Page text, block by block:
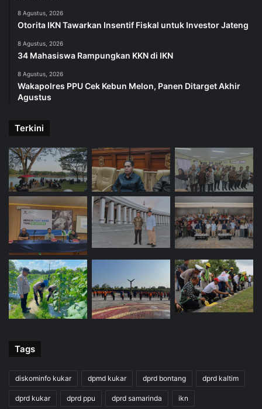
8 Agustus, 2026
Otorita IKN Tawarkan Insentif Fiskal untuk Investor Jateng
8 Agustus, 2026
34 Mahasiswa Rampungkan KKN di IKN
8 Agustus, 2026
Wakapolres PPU Cek Kebun Melon, Panen Ditarget Akhir
Agustus
Terkini
Tags
diskominfo kukar dpmd kukar dprd bontang dprd kaltim
dprd kukar dprd ppu dprd samarinda ikn